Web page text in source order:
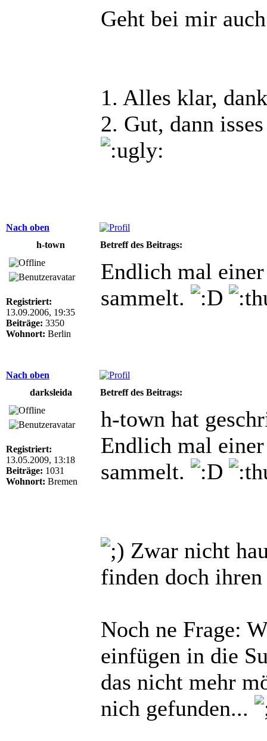
Geht bei mir
1. Alles klar,
2. Gut, dann
Nach oben
h-town
Betreff des Beitrags:
Registriert:
13.09.2006, 19:35
Beiträge: 3350
Wohnort: Berlin
Endlich mal
sammelt.
Nach oben
darksleida
Betreff des Beitrags:
Registriert:
13.05.2009, 13:18
Beiträge: 1031
Wohnort: Bremen
h-town hat
Endlich mal
sammelt.
Zwar nicht
finden doch
Noch ne Frage:
einfügen in die
das nicht mehr
nich gefunden...